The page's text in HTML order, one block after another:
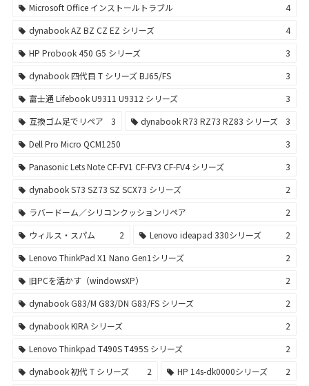
Microsoft Office インストールトラブル
4
dynabook AZ BZ CZ EZ シリーズ
4
HP Probook 450 G5 シリーズ
3
dynabook 四代目 T シリーズ BJ65/FS
3
富士通 Lifebook U9311 U9312 シリーズ
3
互換ゴム足でリペア
3 dynabook R73 RZ73 RZ83 シリーズ
3
Dell Pro Micro QCM1250
3
Panasonic Lets Note CF-FV1 CF-FV3 CF-FV4 シリーズ
3
dynabook S73 SZ73 SZ SCX73 シリーズ
2
ラバードーム／シリコンクッションリペア
2
ウィルス・スパム
2 Lenovo ideapad 330シリーズ
2
Lenovo ThinkPad X1 Nano Gen1シリーズ
2
旧PCを活かす（windowsXP）
2
dynabook G83/M G83/DN G83/FS シリーズ
2
dynabook KIRA シリーズ
2
Lenovo Thinkpad T490S T495S シリーズ
2
dynabook 初代 T シリーズ
2 HP 14s-dk0000シリーズ
2